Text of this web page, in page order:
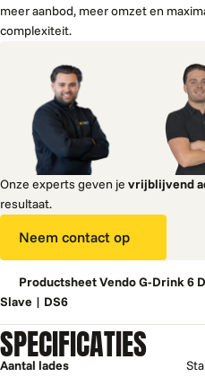
meer aanbod, meer omzet en
complexiteit.
Onze experts geven je vrijblijvend
resultaat.
Neem contact op
Productsheet Vendo G-Drink 6
Slave | DS6
SPECIFICATIES
Aantal lades